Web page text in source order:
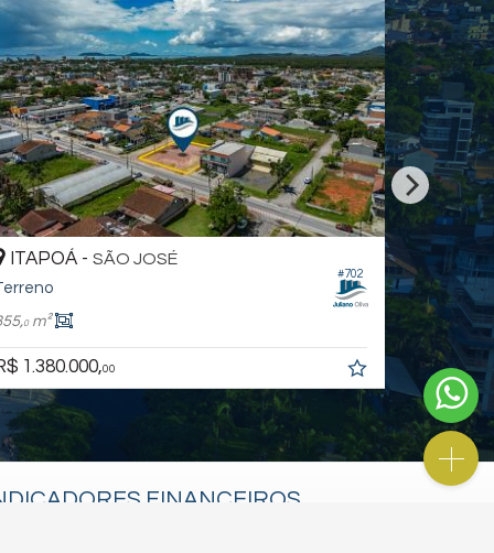
#466
ITAPOÁ -BARRA DO SAI
Terreno
360,0m²
R$ 380.000,00
FINANCEIROS